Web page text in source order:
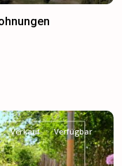
Verkauf Verfügbar